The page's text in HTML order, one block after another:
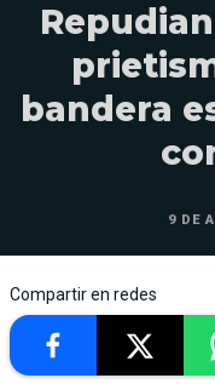
bandera
9 DE
Compartir en redes